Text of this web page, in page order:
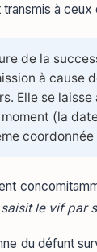
à ceux
de la
à cause
Elle se
(la
le vif par
du défunt